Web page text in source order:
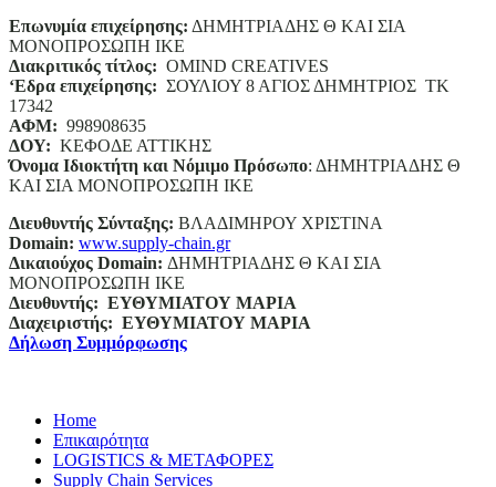
Επωνυμία επιχείρησης: ΔΗΜΗΤΡΙΑΔΗΣ Θ ΚΑΙ ΣΙΑ
ΜΟΝΟΠΡΟΣΩΠΗ ΙΚΕ
Διακριτικός τίτλος: ΟΜΙΝD CREATIVES
‘Eδρα επιχείρησης: ΣΟΥΛΙΟΥ 8 ΑΓΙΟΣ ΔΗΜΗΤΡΙΟΣ ΤΚ
17342
ΑΦΜ: 998908635
ΔΟΥ: ΚΕΦΟΔΕ ΑΤΤΙΚΗΣ
Όνομα Ιδιοκτήτη και Νόμιμο Πρόσωπο: ΔΗΜΗΤΡΙΑΔΗΣ Θ
ΚΑΙ ΣΙΑ ΜΟΝΟΠΡΟΣΩΠΗ ΙΚΕ
Διευθυντής Σύνταξης: ΒΛΑΔΙΜΗΡΟΥ ΧΡΙΣΤΙΝΑ
Domain: www.supply-chain.gr
Δικαιούχος Domain: ΔΗΜΗΤΡΙΑΔΗΣ Θ ΚΑΙ ΣΙΑ
ΜΟΝΟΠΡΟΣΩΠΗ ΙΚΕ
Διευθυντής: ΕΥΘΥΜΙΑΤΟΥ ΜΑΡΙΑ
Διαχειριστής: ΕΥΘΥΜΙΑΤΟΥ ΜΑΡΙΑ
Δήλωση Συμμόρφωσης
Home
Επικαιρότητα
LOGISTICS & ΜΕΤΑΦΟΡΕΣ
Supply Chain Services